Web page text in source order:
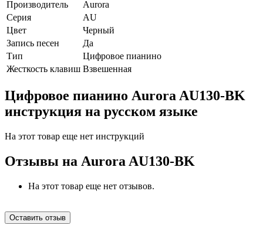
Производитель
Aurora
Серия
AU
Цвет
Черный
Запись песен
Да
Тип
Цифровое пианино
Жесткость клавиш Взвешенная
Цифровое пианино Aurora AU130-BK
инструкция на русском языке
На этот товар еще нет инструкций
Отзывы на Aurora AU130-BK
На этот товар еще нет отзывов.
Оставить отзыв